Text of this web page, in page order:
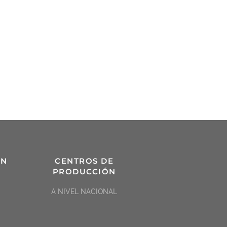
CENTROS DE
PRODUCCIÓN
A NIVEL NACIONAL